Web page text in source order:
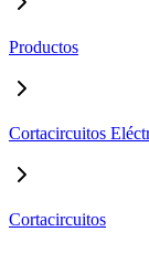
Productos
Cortacircuitos
Cortacircuitos